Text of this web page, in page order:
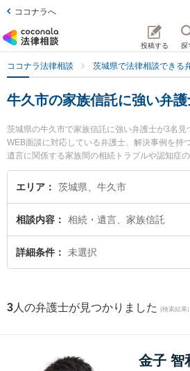
ココナラへ
投稿する 探
ココナラ法律相談 茨城県で法律相談できる
牛久市の家族信託に強い弁護
茨城県の牛久市で家族信託に強い弁護士が3名
WEB面談に対応している弁護士、解決事例を持
遺言に関係する家族間の相続トラブルや認知症
野での絞り込み検索もでき便利です。特に弁護
子 智和弁護士や弁護士法人長瀬総合法律事務所
した家族信託のトラブルを今すぐに弁護士に相
ル解決の実績豊富な近くの弁護士を検索したい
法律相談できる牛久市内の弁護士に相談予約し
エリア 茨城県、牛久市
相談内容 相続・遺言、家族信託
詳細条件 未選択
3 人の弁護士が見つかりました (検索結果
金子 智